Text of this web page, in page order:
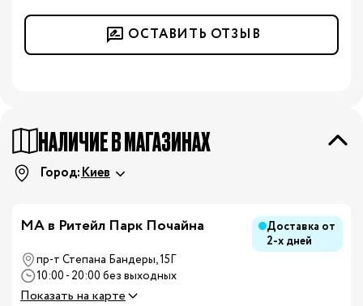
ОСТАВИТЬ ОТЗЫВ
НАЛИЧИЕ В МАГАЗИНАХ
Город:Киев
МА в Ритейл Парк Почайна
Доставка от
2-х дней
пр-т Степана Бандеры, 15Г
10:00 - 20:00 без выходных
Показать на карте